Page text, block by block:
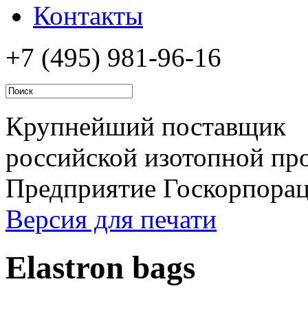
Контакты
+7 (495) 981-96-16
Крупнейший поставщик
российской изотопной
Предприятие
Версия для печати
Elastron bags